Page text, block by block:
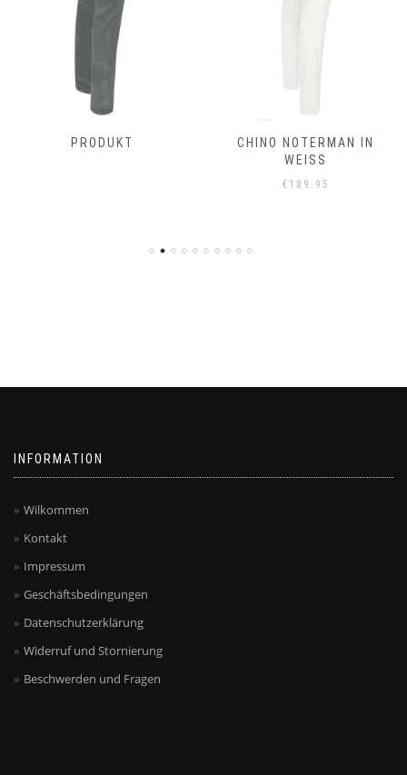
PRODUKT
CHINO NOTERMAN IN
WEISS
€ 189.95
INFORMATION
Wilkommen
Kontakt
Impressum
Geschäftsbedingungen
Datenschutzerklärung
Widerruf und Stornierung
Beschwerden und Fragen